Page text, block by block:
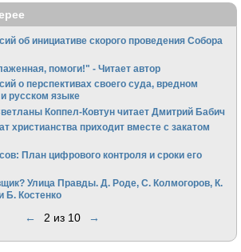
об инициативе скорого проведения Собора
помоги!" - Читает автор
о перспективах своего суда, вредном
русском языке
Коппел-Ковтун читает Дмитрий Бабич
христианства приходит вместе с закатом
План цифрового контроля и сроки его
Улица Правды. Д. Роде, С. Колмогоров, К.
Б. Костенко
← 2 из 10 →